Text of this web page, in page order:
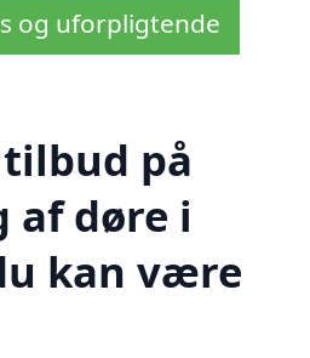
og uforpligtende
på
af døre i
kan være